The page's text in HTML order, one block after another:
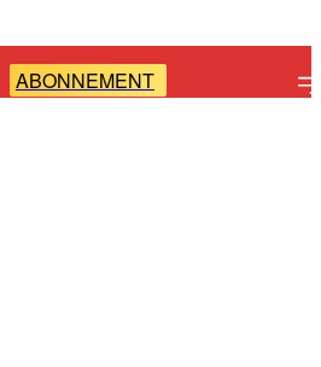
ABONNEMENT